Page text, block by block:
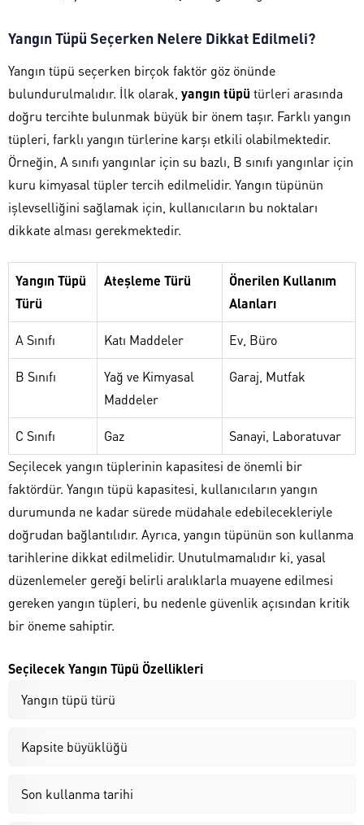
Yangın Tüpü Seçerken Nelere Dikkat Edilmeli?
Yangın tüpü seçerken birçok faktör göz önünde
bulundurulmalıdır. İlk olarak, yangın tüpü türleri arasında
doğru tercihte bulunmak büyük bir önem taşır. Farklı yangın
tüpleri, farklı yangın türlerine karşı etkili olabilmektedir.
Örneğin, A sınıfı yangınlar için su bazlı, B sınıfı yangınlar için
kuru kimyasal tüpler tercih edilmelidir. Yangın tüpünün
işlevselliğini sağlamak için, kullanıcıların bu noktaları
dikkate alması gerekmektedir.
Yangın Tüpü
Türü
Ateşleme Türü
Önerilen Kullanım
Alanları
A Sınıfı Katı Maddeler Ev, Büro
B Sınıfı
Yağ ve Kimyasal
Maddeler
Garaj, Mutfak
C Sınıfı Gaz
Sanayi, Laboratuvar
Seçilecek yangın tüplerinin kapasitesi de önemli bir
faktördür. Yangın tüpü kapasitesi, kullanıcıların yangın
durumunda ne kadar sürede müdahale edebilecekleriyle
doğrudan bağlantılıdır. Ayrıca, yangın tüpünün son kullanma
tarihlerine dikkat edilmelidir. Unutulmamalıdır ki, yasal
düzenlemeler gereği belirli aralıklarla muayene edilmesi
gereken yangın tüpleri, bu nedenle güvenlik açısından kritik
bir öneme sahiptir.
Seçilecek Yangın Tüpü Özellikleri
Yangın tüpü türü
Kapsite büyüklüğü
Son kullanma tarihi